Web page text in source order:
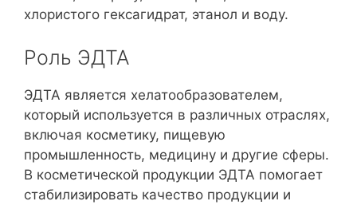
хлористого гексагидрат, этанол и воду.
Роль ЭДТА
ЭДТА является хелатообразователем,
который используется в различных отраслях,
включая косметику, пищевую
промышленность, медицину и другие сферы.
В косметической продукции ЭДТА помогает
стабилизировать качество продукции и